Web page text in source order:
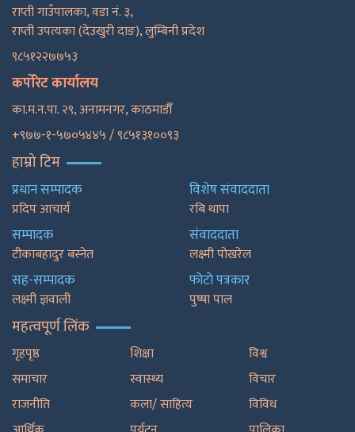
राप्ती गाउँपालका, वडा नं. ३,
राप्ती उपत्यका (देउखुरी दाङ), लुम्बिनी प्रदेश
९८५१२२७७५३
कर्पोरेट कार्यालय
का.म.न.पा. २९, अनामनगर, काठमाडाैँ
+९७७-१-५७०५४४५ / ९८५१३१००९३
हाम्रो टिम
प्रधान सम्पादक
प्रदिप आचार्य
सम्पादक
टीकाबहादुर बस्नेत
सह-सम्पादक
लक्ष्मी ज्ञवाली
विशेष संवाददाता
रबि थापा
संवाददाता
लक्ष्मी पोखरेल
फाेटाे पत्रकार
पुष्षा पाल
महत्वपूर्ण लिंक
गृहपृष्ठ
समाचार
राजनीति
शिक्षा
स्वास्थ्य
कला/ साहित्य
विश्व
विचार
विविध